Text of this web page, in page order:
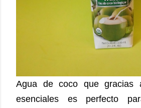
Agua de coco que gracias
esenciales es perfecto